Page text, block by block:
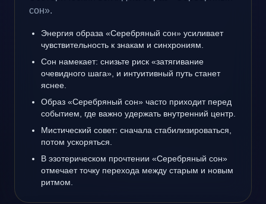
сон».
Энергия образа «Серебряный сон» усиливает
чувствительность к знакам и синхрониям.
Сон намекает: снизьте риск «затягивание
очевидного шага», и интуитивный путь станет
яснее.
Образ «Серебряный сон» часто приходит перед
событием, где важно удержать внутренний центр.
Мистический совет: сначала стабилизироваться,
потом ускоряться.
В эзотерическом прочтении «Серебряный сон»
отмечает точку перехода между старым и новым
ритмом.